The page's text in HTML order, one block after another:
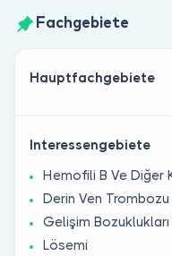
Fachgebiete
Hauptfachgebiete
Interessengebiete
Hemofili B Ve Diğer
Derin Ven
Gelişim Bozuklukları
Lösemi